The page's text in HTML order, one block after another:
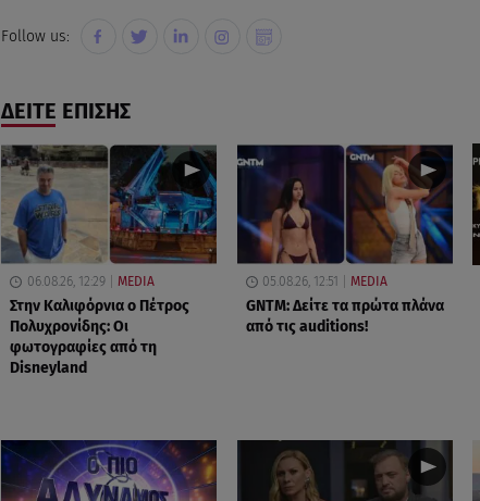
Follow us:
ΔΕΙΤΕ ΕΠΙΣΗΣ
06.08.26, 12:29 MEDIA
Στην Καλιφόρνια ο Πέτρος
Πολυχρονίδης: Οι
φωτογραφίες από τη
Disneyland
05.08.26, 12:51 MEDIA
GNTM: Δείτε τα πρώτα πλάνα
από τις auditions!